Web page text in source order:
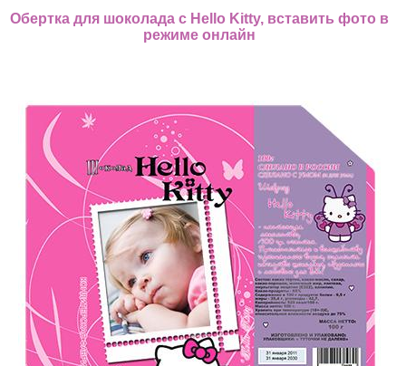
Обертка для шоколада с Hello Kitty, вставить фото в
режиме онлайн